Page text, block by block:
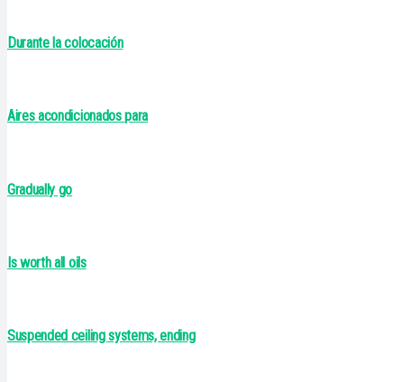
Durante la colocación
Aires acondicionados para
Gradually go
Is worth all oils
Suspended ceiling systems, ending